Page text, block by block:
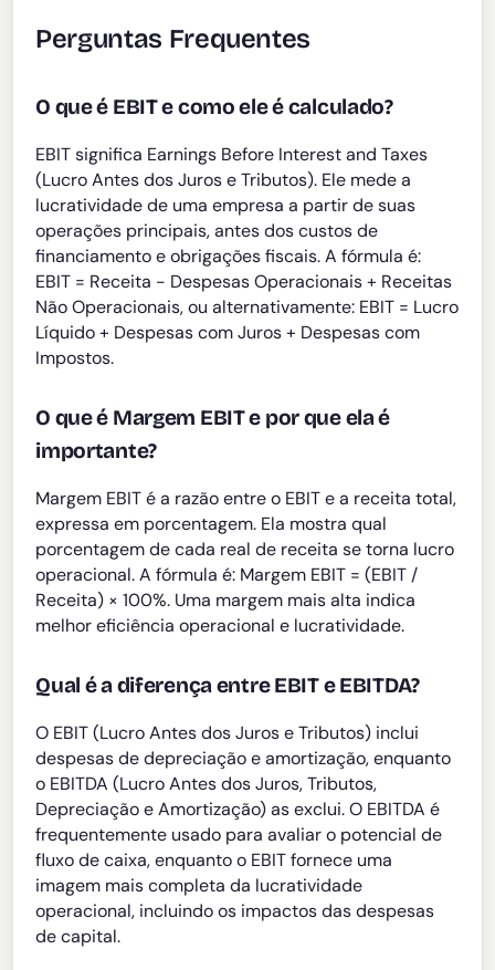
Perguntas Frequentes
O que é EBIT e como ele é calculado?
EBIT significa Earnings Before Interest and Taxes
(Lucro Antes dos Juros e Tributos). Ele mede a
lucratividade de uma empresa a partir de suas
operações principais, antes dos custos de
financiamento e obrigações fiscais. A fórmula é:
EBIT = Receita - Despesas Operacionais + Receitas
Não Operacionais, ou alternativamente: EBIT = Lucro
Líquido + Despesas com Juros + Despesas com
Impostos.
O que é Margem EBIT e por que ela é
importante?
Margem EBIT é a razão entre o EBIT e a receita total,
expressa em porcentagem. Ela mostra qual
porcentagem de cada real de receita se torna lucro
operacional. A fórmula é: Margem EBIT = (EBIT /
Receita) × 100%. Uma margem mais alta indica
melhor eficiência operacional e lucratividade.
Qual é a diferença entre EBIT e EBITDA?
O EBIT (Lucro Antes dos Juros e Tributos) inclui
despesas de depreciação e amortização, enquanto
o EBITDA (Lucro Antes dos Juros, Tributos,
Depreciação e Amortização) as exclui. O EBITDA é
frequentemente usado para avaliar o potencial de
fluxo de caixa, enquanto o EBIT fornece uma
imagem mais completa da lucratividade
operacional, incluindo os impactos das despesas
de capital.